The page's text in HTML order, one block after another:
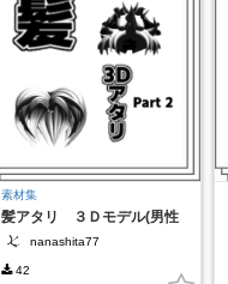
素材集
髪アタリ ３Ｄモデル(男性
用) センターパート版
nanashita77
42